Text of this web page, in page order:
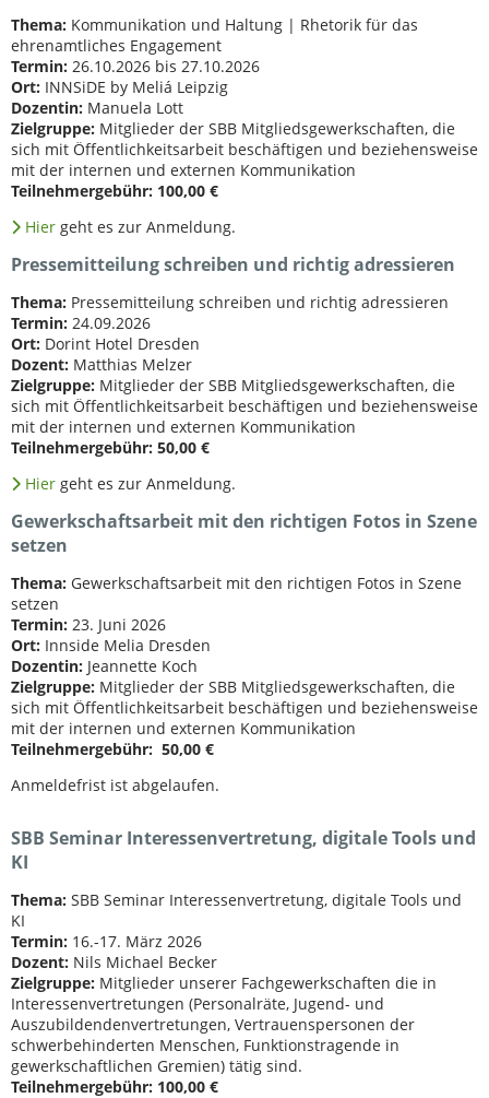
Thema: Kommunikation und Haltung | Rhetorik für das
ehrenamtliches Engagement
Termin: 26.10.2026 bis 27.10.2026
Ort: INNSiDE by Meliá Leipzig
Dozentin: Manuela Lott
Zielgruppe: Mitglieder der SBB Mitgliedsgewerkschaften, die
sich mit Öffentlichkeitsarbeit beschäftigen und beziehensweise
mit der internen und externen Kommunikation
Teilnehmergebühr: 100,00 €
Hier geht es zur Anmeldung.
Pressemitteilung schreiben und richtig adressieren
Thema: Pressemitteilung schreiben und richtig adressieren
Termin: 24.09.2026
Ort: Dorint Hotel Dresden
Dozent: Matthias Melzer
Zielgruppe: Mitglieder der SBB Mitgliedsgewerkschaften, die
sich mit Öffentlichkeitsarbeit beschäftigen und beziehensweise
mit der internen und externen Kommunikation
Teilnehmergebühr: 50,00 €
Hier geht es zur Anmeldung.
Gewerkschaftsarbeit mit den richtigen Fotos in Szene
setzen
Thema: Gewerkschaftsarbeit mit den richtigen Fotos in Szene
setzen
Termin: 23. Juni 2026
Ort: Innside Melia Dresden
Dozentin: Jeannette Koch
Zielgruppe: Mitglieder der SBB Mitgliedsgewerkschaften, die
sich mit Öffentlichkeitsarbeit beschäftigen und beziehensweise
mit der internen und externen Kommunikation
Teilnehmergebühr: 50,00 €
Anmeldefrist ist abgelaufen.
SBB Seminar Interessenvertretung, digitale Tools und
KI
Thema: SBB Seminar Interessenvertretung, digitale Tools und
KI
Termin: 16.-17. März 2026
Dozent: Nils Michael Becker
Zielgruppe: Mitglieder unserer Fachgewerkschaften die in
Interessenvertretungen (Personalräte, Jugend- und
Auszubildendenvertretungen, Vertrauenspersonen der
schwerbehinderten Menschen, Funktionstragende in
gewerkschaftlichen Gremien) tätig sind.
Teilnehmergebühr: 100,00 €